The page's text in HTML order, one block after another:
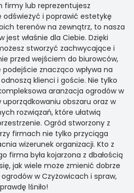
firmy lub reprezentujesz
i poprawić estetykę
terenów na zewnątrz, to nasza
właśnie dla Ciebie. Dzięki
stworzyć zachwycające i
przed wejściem do biurowców,
podejście znacząco wpływa na
klienci i goście. Nie tylko
aranżacja ogrodów w
obszaru oraz w
rozwiązań, które ułatwią
Ogród stworzony z
firmach nie tylko przyciąga
wizerunek organizacji. Kto z
firma była kojarzona z dbałością
jak wiele może zmienić dobrze
w Czyżowicach i spraw,
lśniło!